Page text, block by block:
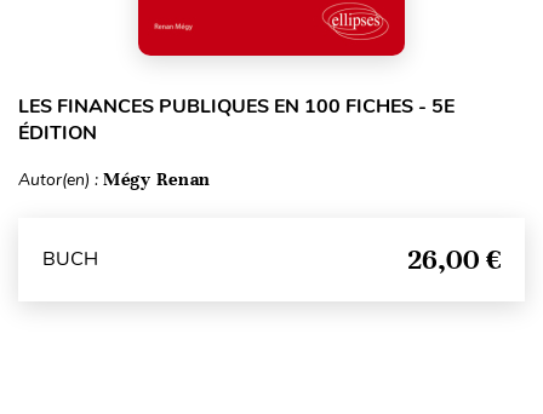
LES FINANCES PUBLIQUES EN 100 FICHES - 5E
ÉDITION
Autor(en) : Mégy Renan
BUCH 26,00 €